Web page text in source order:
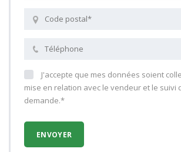
J'accepte que mes données soient
mise en relation avec le vendeur et le suivi
demande.*